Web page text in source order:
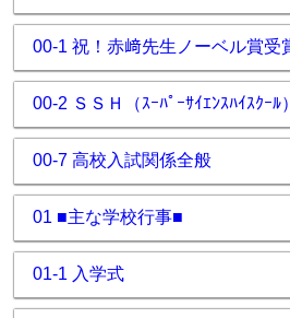
00-1 祝！赤﨑先生ノーベル賞受
00-2 ＳＳＨ（ｽｰﾊﾟｰｻｲｴﾝｽﾊｲｽｸｰﾙ）
00-7 高校入試関係全般
01 ■主な学校行事■
01-1 入学式